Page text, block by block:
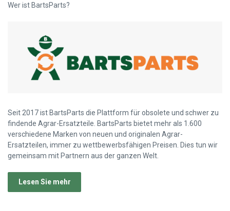
Wer ist BartsParts?
Seit 2017 ist BartsParts die Plattform für obsolete und schwer zu
findende Agrar-Ersatzteile. BartsParts bietet mehr als 1.600
verschiedene Marken von neuen und originalen Agrar-
Ersatzteilen, immer zu wettbewerbsfähigen Preisen. Dies tun wir
gemeinsam mit Partnern aus der ganzen Welt.
Lesen Sie mehr